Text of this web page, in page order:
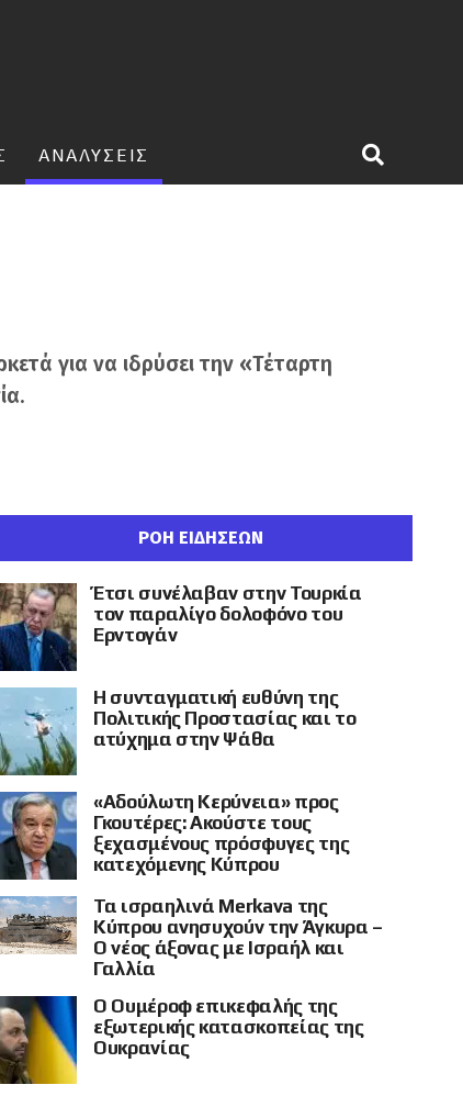
ΑΝΑΛΥΣΕΙΣ
για να ιδρύσει την «Τέταρτη
ΡΟΗ ΕΙΔΗΣΕΩΝ
Έτσι συνέλαβαν στην Τουρκία
τον παραλίγο δολοφόνο του
Ερντογάν
Η συνταγματική ευθύνη της
Πολιτικής Προστασίας και το
ατύχημα στην Ψάθα
«Αδούλωτη Κερύνεια» προς
Γκουτέρες: Ακούστε τους
ξεχασμένους πρόσφυγες της
κατεχόμενης Κύπρου
Τα ισραηλινά Merkava της
Κύπρου ανησυχούν την Άγκυρα –
Ο νέος άξονας με Ισραήλ και
Γαλλία
Ο Ουμέροφ επικεφαλής της
εξωτερικής κατασκοπείας της
Ουκρανίας